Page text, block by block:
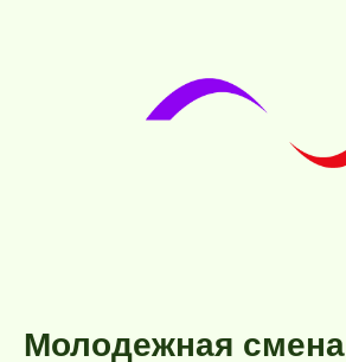
Молодежная смена